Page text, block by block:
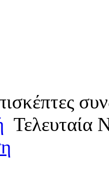
Τελευταία